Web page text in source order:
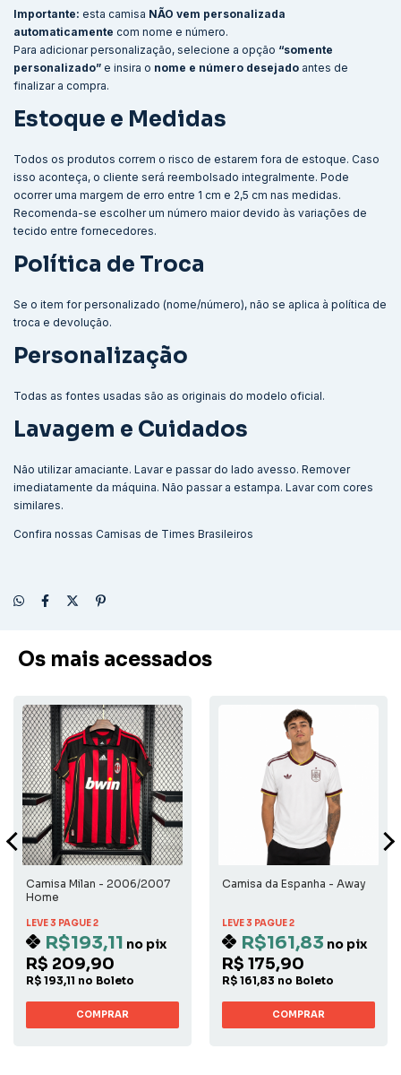
Importante: esta camisa NÃO vem personalizada
automaticamente com nome e número.
Para adicionar personalização, selecione a opção “somente
personalizado” e insira o nome e número desejado antes de
finalizar a compra.
Estoque e Medidas
Todos os produtos correm o risco de estarem fora de estoque. Caso
isso aconteça, o cliente será reembolsado integralmente. Pode
ocorrer uma margem de erro entre 1 cm e 2,5 cm nas medidas.
Recomenda-se escolher um número maior devido às variações de
tecido entre fornecedores.
Política de Troca
Se o item for personalizado (nome/número), não se aplica à política de
troca e devolução.
Personalização
Todas as fontes usadas são as originais do modelo oficial.
Lavagem e Cuidados
Não utilizar amaciante. Lavar e passar do lado avesso. Remover
imediatamente da máquina. Não passar a estampa. Lavar com cores
similares.
Confira nossas Camisas de Times Brasileiros
Os mais acessados
Camisa Milan - 2006/2007
Home
LEVE 3 PAGUE 2
R$193,11 no pix
R$ 209,90
R$ 193,11 no Boleto
COMPRAR
Camisa da Espanha - Away
LEVE 3 PAGUE 2
R$161,83 no pix
R$ 175,90
R$ 161,83 no Boleto
COMPRAR